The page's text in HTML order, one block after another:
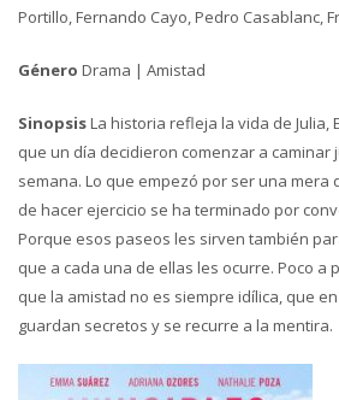
Portillo, Fernando Cayo, Pedro Casablanc,
Género Drama | Amistad
SinopsisLa historia refleja la vida de Julia,
que un día decidieron comenzar a caminar
semana. Lo que empezó por ser una mera
de hacer ejercicio se ha terminado por
Porque esos paseos les sirven también
que a cada una de ellas les ocurre. Poco a
que la amistad no es siempre idílica, que
guardan secretos y se recurre a la mentira.